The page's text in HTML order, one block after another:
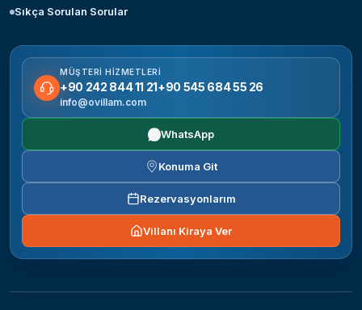
Sıkça Sorulan Sorular
MÜŞTERI HIZMETLERI
+90 242 844 11 21+90 545 684 55 26
info@ovillam.com
WhatsApp
Konuma Git
Rezervasyonlarım
Villanı Kiraya Ver